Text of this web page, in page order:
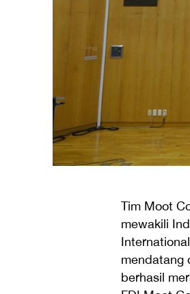
Tim Moot
mewakili
mendatang
berhasil